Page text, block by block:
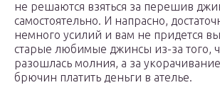
не решаются взяться за перешив
самостоятельно. И напрасно,
немного усилий и вам не придется
старые любимые джинсы из-за того,
разошлась молния, а за
брючин платить деньги в ателье.